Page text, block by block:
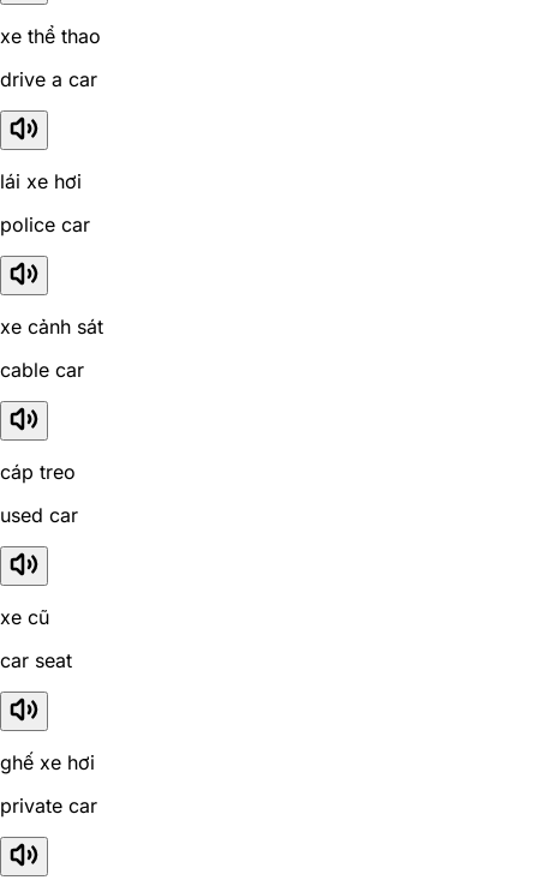
xe thể thao
drive a car
lái xe hơi
police car
xe cảnh sát
cable car
cáp treo
used car
xe cũ
car seat
ghế xe hơi
private car